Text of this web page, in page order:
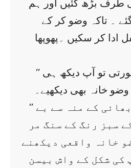
طرف بڑھ گئیں اور ہم
۔ تاکہ وضو کر کے
ادا کر سکیں ۔پھوپھا
’’ مسجد کی خوب صورتی تو آپ دیکھ ہی
’’ وائو‘‘ میرے اوربھائی کے منہ سے بے
سبز رنگ کے سنگ مر
خانہ واقعی دیکھنے
کی شکل کے واش بیسن